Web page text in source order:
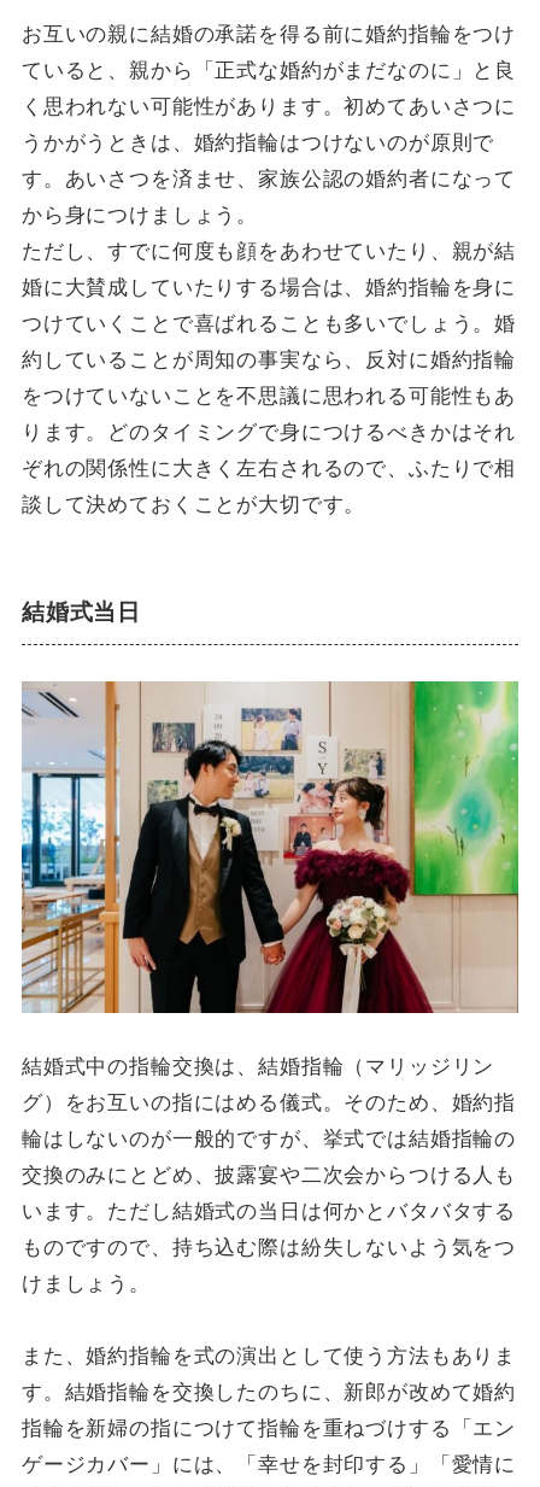
お互いの親に結婚の承諾を得る前に婚約指輪をつけ
ていると、親から「正式な婚約がまだなのに」と良
く思われない可能性があります。初めてあいさつに
うかがうときは、婚約指輪はつけないのが原則で
す。あいさつを済ませ、家族公認の婚約者になって
から身につけましょう。
ただし、すでに何度も顔をあわせていたり、親が結
婚に大賛成していたりする場合は、婚約指輪を身に
つけていくことで喜ばれることも多いでしょう。婚
約していることが周知の事実なら、反対に婚約指輪
をつけていないことを不思議に思われる可能性もあ
ります。どのタイミングで身につけるべきかはそれ
ぞれの関係性に大きく左右されるので、ふたりで相
談して決めておくことが大切です。
結婚式当日
結婚式中の指輪交換は、結婚指輪（マリッジリン
グ）をお互いの指にはめる儀式。そのため、婚約指
輪はしないのが一般的ですが、挙式では結婚指輪の
交換のみにとどめ、披露宴や二次会からつける人も
います。ただし結婚式の当日は何かとバタバタする
ものですので、持ち込む際は紛失しないよう気をつ
けましょう。
また、婚約指輪を式の演出として使う方法もありま
す。結婚指輪を交換したのちに、新郎が改めて婚約
指輪を新婦の指につけて指輪を重ねづけする「エン
ゲージカバー」には、「幸せを封印する」「愛情に